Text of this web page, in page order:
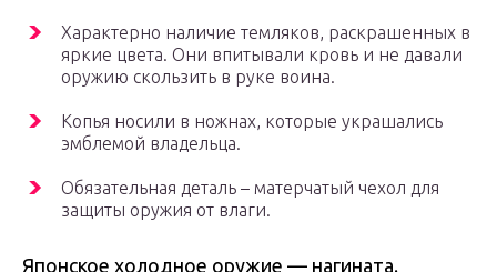
Характерно наличие темляков, раскрашенных в
яркие цвета. Они впитывали кровь и не давали
оружию скользить в руке воина.
Копья носили в ножнах, которые украшались
эмблемой владельца.
Обязательная деталь – матерчатый чехол для
защиты оружия от влаги.
Японское холодное оружие — нагината.